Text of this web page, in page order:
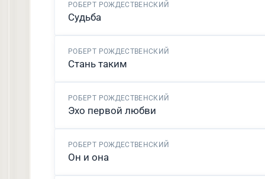
РОБЕРТ РОЖДЕСТВЕНСКИЙ
Судьба
РОБЕРТ РОЖДЕСТВЕНСКИЙ
Стань таким
РОБЕРТ РОЖДЕСТВЕНСКИЙ
Эхо первой любви
РОБЕРТ РОЖДЕСТВЕНСКИЙ
Он и она